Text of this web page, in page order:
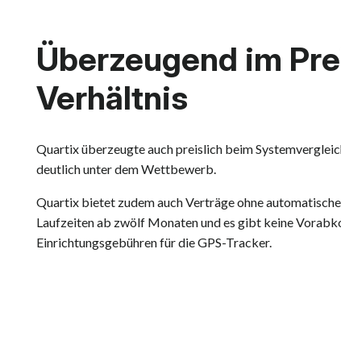
Überzeugend im
Verhältnis
Quartix überzeugte auch preislich beim
deutlich unter dem Wettbewerb.
Quartix bietet zudem auch Verträge ohne
Laufzeiten ab zwölf Monaten und es gibt keine
Einrichtungsgebühren für die GPS-Tracker.